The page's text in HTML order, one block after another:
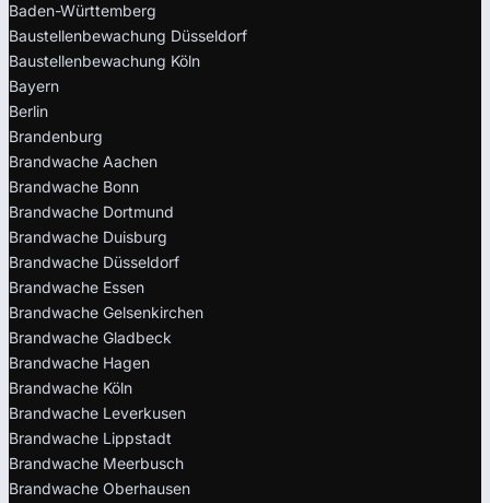
Baden-Württemberg
Baustellenbewachung Düsseldorf
Baustellenbewachung Köln
Bayern
Berlin
Brandenburg
Brandwache Aachen
Brandwache Bonn
Brandwache Dortmund
Brandwache Duisburg
Brandwache Düsseldorf
Brandwache Essen
Brandwache Gelsenkirchen
Brandwache Gladbeck
Brandwache Hagen
Brandwache Köln
Brandwache Leverkusen
Brandwache Lippstadt
Brandwache Meerbusch
Brandwache Oberhausen